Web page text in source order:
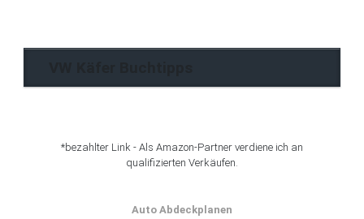
*bezahlter Link - Als Amazon-Partner verdiene ich an
qualifizierten Verkäufen.
Auto Abdeckplanen